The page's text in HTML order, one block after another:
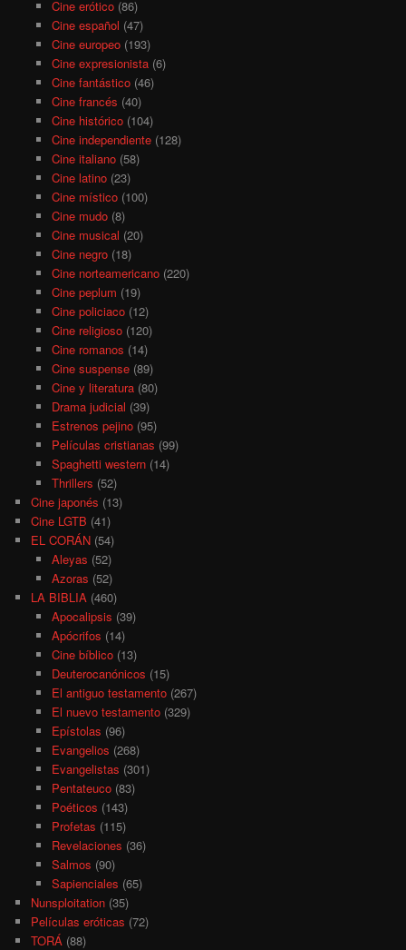
Cine erótico(86)
Cine español (47)
Cine europeo(193)
Cine expresionista(6)
Cine fantástico(46)
Cine francés (40)
Cine histórico(104)
Cine independiente(128)
Cine italiano(58)
Cine latino(23)
Cine místico(100)
Cine mudo(8)
Cine musical (20)
Cine negro(18)
Cine norteamericano(220)
Cine peplum (19)
Cine policiaco(12)
Cine religioso(120)
Cine romanos (14)
Cine suspense(89)
Cine y literatura(80)
Drama judicial (39)
Estrenos pejino(95)
Películas cristianas (99)
Spaghetti western(14)
Thrillers (52)
Cine japonés (13)
Cine LGTB (41)
EL CORÁN (54)
Aleyas (52)
Azoras (52)
LA BIBLIA (460)
Apocalipsis (39)
Apócrifos (14)
Cine bíblico(13)
Deuterocanónicos (15)
El antiguo testamento(267)
El nuevo testamento(329)
Epístolas (96)
Evangelios (268)
Evangelistas (301)
Pentateuco(83)
Poéticos (143)
Profetas (115)
Revelaciones (36)
Salmos (90)
Sapienciales (65)
Nunsploitation (35)
Películas eróticas (72)
TORÁ (88)